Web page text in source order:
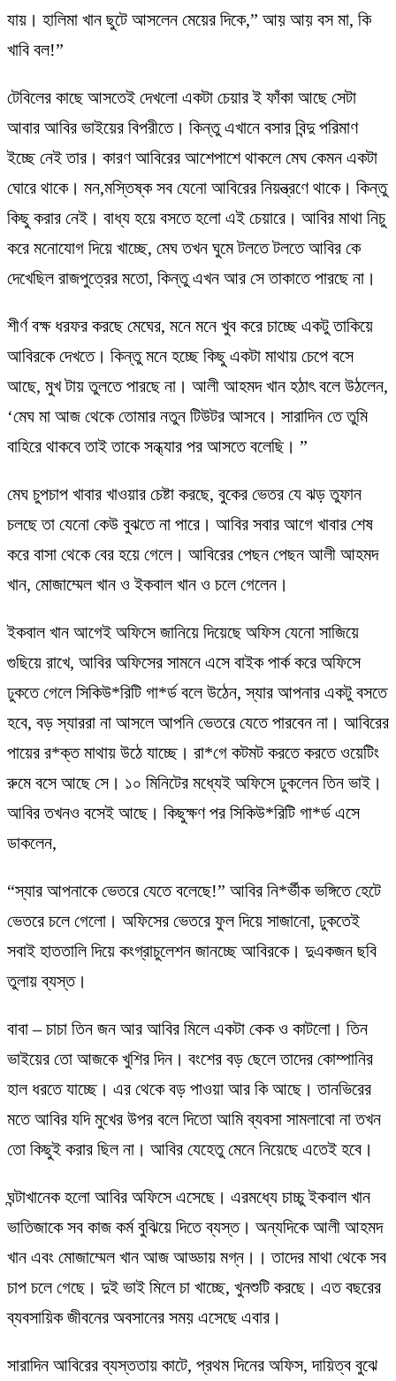
যায়। হালিমা খান ছুটে আসলেন মেয়ের দিকে,” আয় আয় বস মা, কি
খাবি বল!”
টেবিলের কাছে আসতেই দেখলো একটা চেয়ার ই ফাঁকা আছে সেটা
আবার আবির ভাইয়ের বিপরীতে। কিন্তু এখানে বসার বিন্দু পরিমাণ
ইচ্ছে নেই তার। কারণ আবিরের আশেপাশে থাকলে মেঘ কেমন একটা
ঘোরে থাকে। মন,মস্তিষ্ক সব যেনো আবিরের নিয়ন্ত্রণে থাকে। কিন্তু
কিছু করার নেই। বাধ্য হয়ে বসতে হলো এই চেয়ারে। আবির মাথা নিচু
করে মনোযোগ দিয়ে খাচ্ছে, মেঘ তখন ঘুমে টলতে টলতে আবির কে
দেখেছিল রাজপুত্রের মতো, কিন্তু এখন আর সে তাকাতে পারছে না।
শীর্ণ বক্ষ ধরফর করছে মেঘের, মনে মনে খুব করে চাচ্ছে একটু তাকিয়ে
আবিরকে দেখতে। কিন্তু মনে হচ্ছে কিছু একটা মাথায় চেপে বসে
আছে, মুখ টায় তুলতে পারছে না। আলী আহমদ খান হঠাৎ বলে উঠলেন,
‘মেঘ মা আজ থেকে তোমার নতুন টিউটর আসবে। সারাদিন তে তুমি
বাহিরে থাকবে তাই তাকে সন্ধ্যার পর আসতে বলেছি। ”
মেঘ চুপচাপ খাবার খাওয়ার চেষ্টা করছে, বুকের ভেতর যে ঝড় তুফান
চলছে তা যেনো কেউ বুঝতে না পারে। আবির সবার আগে খাবার শেষ
করে বাসা থেকে বের হয়ে গেলে। আবিরের পেছন পেছন আলী আহমদ
খান, মোজাম্মেল খান ও ইকবাল খান ও চলে গেলেন।
ইকবাল খান আগেই অফিসে জানিয়ে দিয়েছে অফিস যেনো সাজিয়ে
গুছিয়ে রাখে, আবির অফিসের সামনে এসে বাইক পার্ক করে অফিসে
ঢুকতে গেলে সিকিউ*রিটি গা*র্ড বলে উঠেন, স্যার আপনার একটু বসতে
হবে, বড় স্যাররা না আসলে আপনি ভেতরে যেতে পারবেন না। আবিরের
পায়ের র*ক্ত মাথায় উঠে যাচ্ছে। রা*গে কটমট করতে করতে ওয়েটিং
রুমে বসে আছে সে। ১০ মিনিটের মধ্যেই অফিসে ঢুকলেন তিন ভাই।
আবির তখনও বসেই আছে। কিছুক্ষণ পর সিকিউ*রিটি গা*র্ড এসে
ডাকলেন,
“স্যার আপনাকে ভেতরে যেতে বলেছে!” আবির নি*র্ভীক ভঙ্গিতে হেটে
ভেতরে চলে গেলো। অফিসের ভেতরে ফুল দিয়ে সাজানো, ঢুকতেই
সবাই হাততালি দিয়ে কংগ্রাচুলেশন জানচ্ছে আবিরকে। দুএকজন ছবি
তুলায় ব্যস্ত।
বাবা – চাচা তিন জন আর আবির মিলে একটা কেক ও কাটলো। তিন
ভাইয়ের তো আজকে খুশির দিন। বংশের বড় ছেলে তাদের কোম্পানির
হাল ধরতে যাচ্ছে। এর থেকে বড় পাওয়া আর কি আছে। তানভিরের
মতে আবির যদি মুখের উপর বলে দিতো আমি ব্যবসা সামলাবো না তখন
তো কিছুই করার ছিল না। আবির যেহেতু মেনে নিয়েছে এতেই হবে।
ঘন্টাখানেক হলো আবির অফিসে এসেছে। এরমধ্যে চাচ্চু ইকবাল খান
ভাতিজাকে সব কাজ কর্ম বুঝিয়ে দিতে ব্যস্ত। অন্যদিকে আলী আহমদ
খান এবং মোজাম্মেল খান আজ আড্ডায় মগ্ন।। তাদের মাথা থেকে সব
চাপ চলে গেছে। দুই ভাই মিলে চা খাচ্ছে, খুনশুটি করছে। এত বছরের
ব্যবসায়িক জীবনের অবসানের সময় এসেছে এবার।
সারাদিন আবিরের ব্যস্ততায় কাটে, প্রথম দিনের অফিস, দায়িত্ব বুঝে